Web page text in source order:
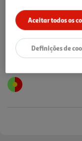
Notas de preparação
Aceitar todos os
Definições de